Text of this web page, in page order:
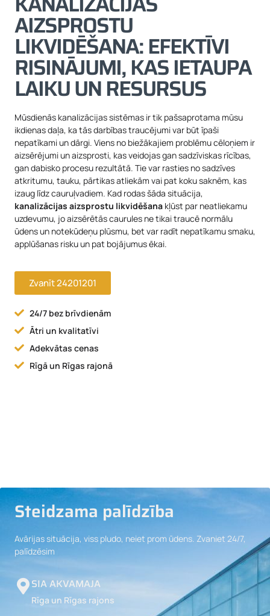
AIZSPROSTU
LIKVIDĒŠANA: EFEKTĪVI
RISINĀJUMI, KAS IETAUPA
LAIKU UN RESURSUS
Mūsdienās kanalizācijas sistēmas ir tik pašsaprotama mūsu
ikdienas daļa, ka tās darbības traucējumi var būt īpaši
nepatīkami un dārgi. Viens no biežākajiem problēmu cēloņiem ir
aizsērējumi un aizsprosti, kas veidojas gan sadzīviskas rīcības,
gan dabisko procesu rezultātā. Tie var rasties no sadzīves
atkritumu, tauku, pārtikas atliekām vai pat koku saknēm, kas
izaug līdz cauruļvadiem. Kad rodas šāda situācija,
kanalizācijas aizsprostu likvidēšana kļūst par neatliekamu
uzdevumu, jo aizsērētās caurules ne tikai traucē normālu
ūdens un notekūdeņu plūsmu, bet var radīt nepatīkamu smaku,
applūšanas risku un pat bojājumus ēkai.
Zvanīt 24201201
24/7 bez brīvdienām
Ātri un kvalitatīvi
Adekvātas cenas
Rīgā un Rīgas rajonā
Steidzama palīdzība
Avārijas situācija, viss pludo, neiet prom ūdens. Zvaniet 24/7,
palīdzēsim
SIA AKVAMAJA
Rīga un Rīgas rajons